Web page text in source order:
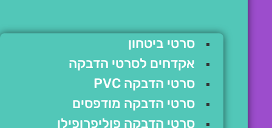
סרטי ביטחון
אקדחים לסרטי הדבקה
סרטי הדבקה PVC
סרטי הדבקה מודפסים
סרטי הדבקה פוליפרופילן